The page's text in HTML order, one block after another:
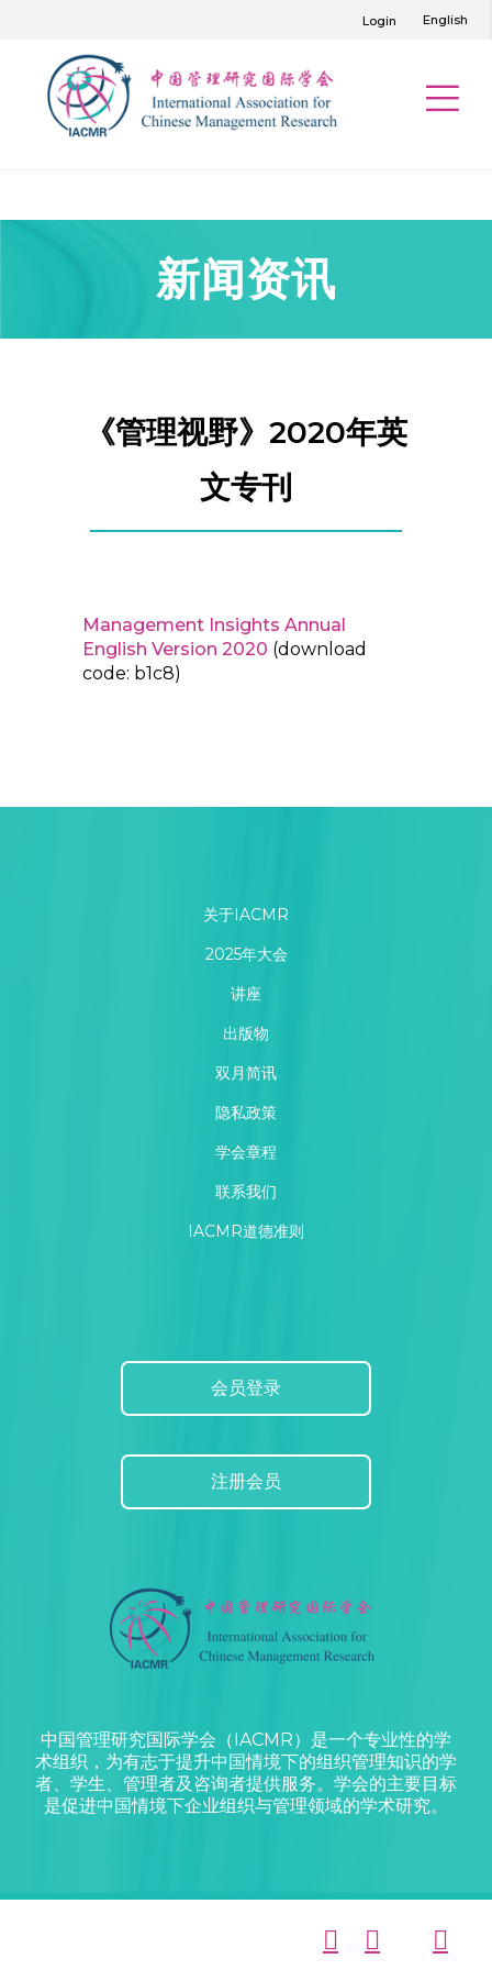
Login English
新闻资讯
《管理视野》2020年英
文专刊
Management Insights Annual
English Version 2020 (download
code: b1c8)
关于IACMR
2025年大会
讲座
出版物
双月简讯
隐私政策
学会章程
联系我们
IACMR道德准则
会员登录
注册会员
中国管理研究国际学会（IACMR）是一个专业性的学
术组织，为有志于提升中国情境下的组织管理知识的学
者、学生、管理者及咨询者提供服务。学会的主要目标
是促进中国情境下企业组织与管理领域的学术研究。